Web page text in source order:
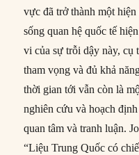
vực đã trở thành một
sống quan hệ quốc tế
vi của sự trỗi dậy này, cụ
tham vọng và đủ khả
thời gian tới vẫn còn là
nghiên cứu và hoạch
quan tâm và tranh luận.
“Liệu Trung Quốc có